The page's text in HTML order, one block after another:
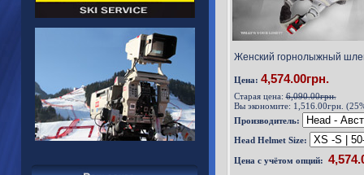
Женский горнолыжный
Цена: 4,574.00грн.
Старая цена:6,090.00грн.
Вы экономите: 1,516.00грн.
Производитель:
Head Helmet Size:
Цена с учётом опций: